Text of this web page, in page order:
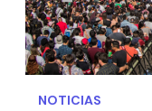
NOTICIAS